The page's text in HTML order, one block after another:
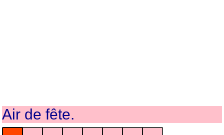
Air de fête.